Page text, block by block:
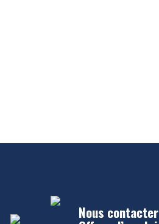
Nous contacter